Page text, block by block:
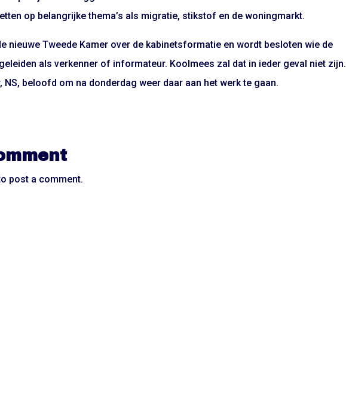
op belangrijke thema’s als migratie, stikstof en de woningmarkt.
nieuwe Tweede Kamer over de kabinetsformatie en wordt besloten wie de
als verkenner of informateur. Koolmees zal dat in ieder geval niet zijn.
NS, beloofd om na donderdag weer daar aan het werk te gaan.
post a comment.